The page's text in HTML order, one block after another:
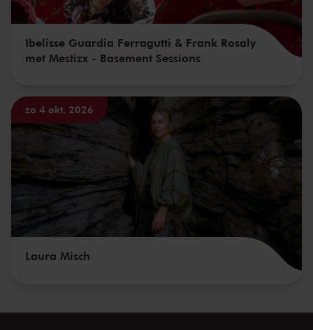
Ibelisse Guardia Ferragutti & Frank Rosaly
met Mestizx - Basement Sessions
zo 4 okt. 2026
Laura Misch